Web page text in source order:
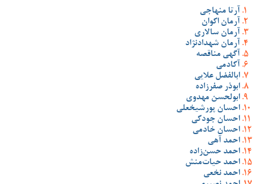
آرتا منهاجی
آرمان اکوان
آرمان سالاری
آرمان شهدادنژاد
آگهی مناقصه
آکادمی
ابالفضل علایی
ابوذر صفرزاده
ابولحسن مهدوی
احسان پورشیخعلی
احسان جودکی
احسان خادمی
احمد آهی
احمد حسن‌زاده
احمد حیات‌منش
احمد نخعی